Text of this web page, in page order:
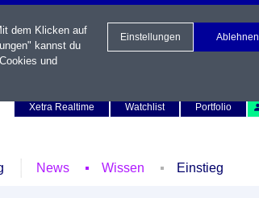
Xetra Realtime
Watchlist Portfolio
News Wissen Einstieg
dem Klicken auf
kannst du
und
Einstellungen Ablehnen